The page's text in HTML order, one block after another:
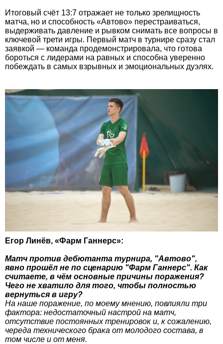
Итоговый счёт 13:7 отражает не только зрелищность
матча, но и способность «Автово» перестраиваться,
выдерживать давление и рывком снимать все вопросы в
ключевой трети игры. Первый матч в турнире сразу стал
заявкой — команда продемонстрировала, что готова
бороться с лидерами на равных и способна уверенно
побеждать в самых взрывных и эмоциональных дуэлях.
Егор Линёв, «Фарм Ганнерс»:
Матч против дебютанта турнира, "Автово",
явно прошёл не по сценарию "Фарм Ганнерс". Как
считаете, в чём основные причины поражения?
Чего не хватило для того, чтобы полностью
вернуться в игру?
На наше поражение, по моему мнению, повлияли три
фактора: недостаточный настрой на матч,
отсутствие постоянных тренировок и, к сожалению,
череда технического брака от молодого состава, в
том числе и от меня.